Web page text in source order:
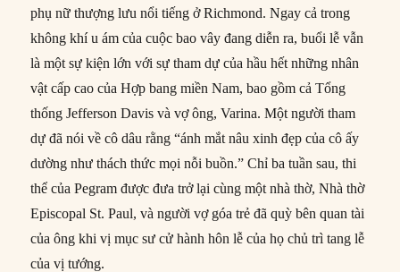
phụ nữ thượng lưu nổi tiếng ở Richmond. Ngay cả trong
không khí u ám của cuộc bao vây đang diễn ra, buổi lễ vẫn
là một sự kiện lớn với sự tham dự của hầu hết những nhân
vật cấp cao của Hợp bang miền Nam, bao gồm cả Tổng
thống Jefferson Davis và vợ ông, Varina. Một người tham
dự ​​đã nói về cô dâu rằng “ánh mắt nâu xinh đẹp của cô ấy
dường như thách thức mọi nỗi buồn.” Chỉ ba tuần sau, thi
thể của Pegram được đưa trở lại cùng một nhà thờ, Nhà thờ
Episcopal St. Paul, và người vợ góa trẻ đã quỳ bên quan tài
của ông khi vị mục sư cử hành hôn lễ của họ chủ trì tang lễ
của vị tướng.